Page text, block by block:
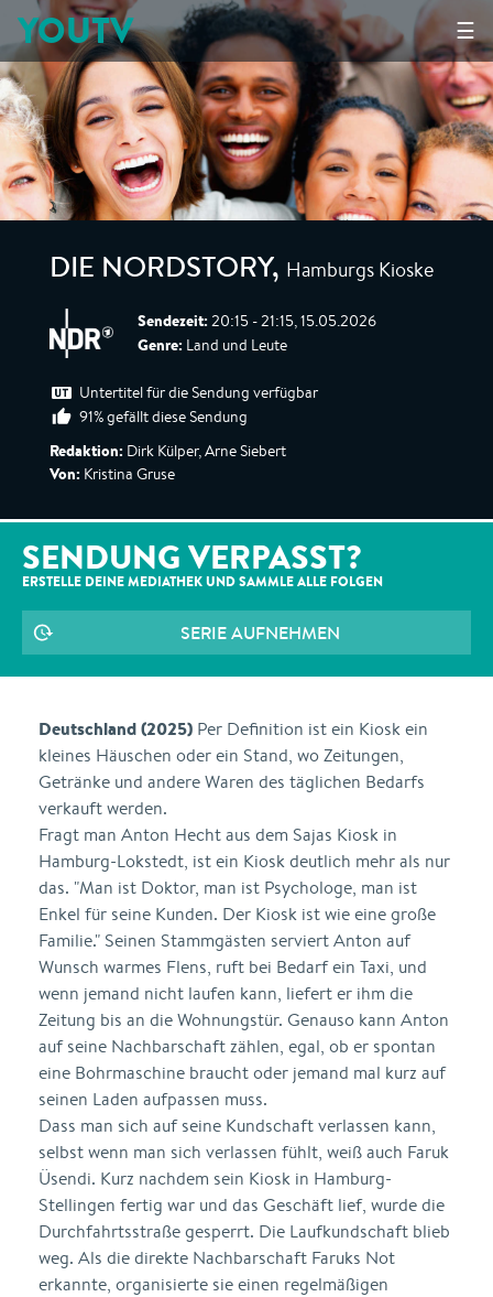
☰
YOUTV
DIE NORDSTORY, Hamburgs Kioske
Sendezeit: 20:15 - 21:15, 15.05.2026
Genre: Land und Leute
Untertitel für die Sendung verfügbar
91% gefällt diese Sendung
Redaktion: Dirk Külper, Arne Siebert
Von: Kristina Gruse
SENDUNG VERPASST?
ERSTELLE DEINE MEDIATHEK UND SAMMLE ALLE FOLGEN
SERIE AUFNEHMEN
Deutschland (2025) Per Definition ist ein Kiosk ein
kleines Häuschen oder ein Stand, wo Zeitungen,
Getränke und andere Waren des täglichen Bedarfs
verkauft werden.
Fragt man Anton Hecht aus dem Sajas Kiosk in
Hamburg-Lokstedt, ist ein Kiosk deutlich mehr als nur
das. "Man ist Doktor, man ist Psychologe, man ist
Enkel für seine Kunden. Der Kiosk ist wie eine große
Familie." Seinen Stammgästen serviert Anton auf
Wunsch warmes Flens, ruft bei Bedarf ein Taxi, und
wenn jemand nicht laufen kann, liefert er ihm die
Zeitung bis an die Wohnungstür. Genauso kann Anton
auf seine Nachbarschaft zählen, egal, ob er spontan
eine Bohrmaschine braucht oder jemand mal kurz auf
seinen Laden aufpassen muss.
Dass man sich auf seine Kundschaft verlassen kann,
selbst wenn man sich verlassen fühlt, weiß auch Faruk
Üsendi. Kurz nachdem sein Kiosk in Hamburg-
Stellingen fertig war und das Geschäft lief, wurde die
Durchfahrtsstraße gesperrt. Die Laufkundschaft blieb
weg. Als die direkte Nachbarschaft Faruks Not
erkannte, organisierte sie einen regelmäßigen